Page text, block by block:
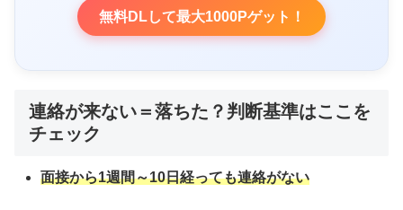
無料DLして最大1000Pゲット！
連絡が来ない＝落ちた？判断基準はここを
チェック
面接から1週間～10日経っても連絡がない